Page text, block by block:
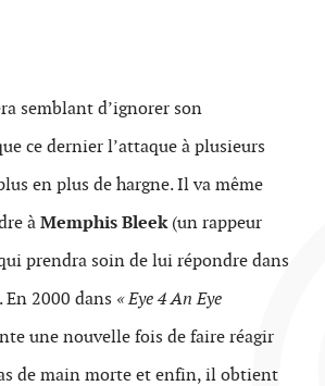
semblant d’ignorer son
ce dernier l’attaque à plusieurs
en plus de hargne. Il va même
àMemphis Bleek(un rappeur
prendra soin de lui répondre dans
. En 2000 dans « Eye 4 An Eye
une nouvelle fois de faire réagir
de main morte et enfin, il obtient